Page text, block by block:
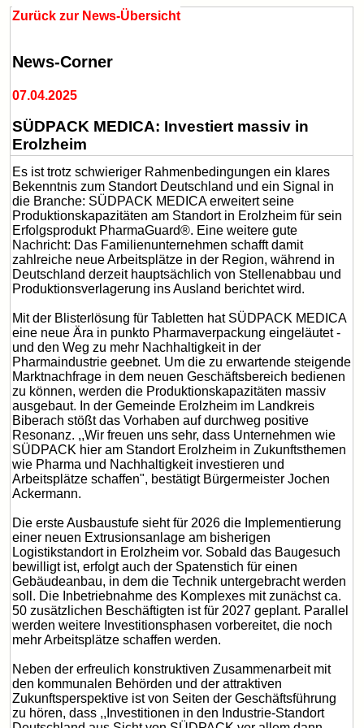
Zurück zur News-Übersicht
News-Corner
07.04.2025
SÜDPACK MEDICA: Investiert massiv in
Erolzheim
Es ist trotz schwieriger Rahmenbedingungen ein klares
Bekenntnis zum Standort Deutschland und ein Signal in
die Branche: SÜDPACK MEDICA erweitert seine
Produktionskapazitäten am Standort in Erolzheim für sein
Erfolgsprodukt PharmaGuard®. Eine weitere gute
Nachricht: Das Familienunternehmen schafft damit
zahlreiche neue Arbeitsplätze in der Region, während in
Deutschland derzeit hauptsächlich von Stellenabbau und
Produktionsverlagerung ins Ausland berichtet wird.
Mit der Blisterlösung für Tabletten hat SÜDPACK MEDICA
eine neue Ära in punkto Pharmaverpackung eingeläutet -
und den Weg zu mehr Nachhaltigkeit in der
Pharmaindustrie geebnet. Um die zu erwartende steigende
Marktnachfrage in dem neuen Geschäftsbereich bedienen
zu können, werden die Produktionskapazitäten massiv
ausgebaut. In der Gemeinde Erolzheim im Landkreis
Biberach stößt das Vorhaben auf durchweg positive
Resonanz. ,,Wir freuen uns sehr, dass Unternehmen wie
SÜDPACK hier am Standort Erolzheim in Zukunftsthemen
wie Pharma und Nachhaltigkeit investieren und
Arbeitsplätze schaffen", bestätigt Bürgermeister Jochen
Ackermann.
Die erste Ausbaustufe sieht für 2026 die Implementierung
einer neuen Extrusionsanlage am bisherigen
Logistikstandort in Erolzheim vor. Sobald das Baugesuch
bewilligt ist, erfolgt auch der Spatenstich für einen
Gebäudeanbau, in dem die Technik untergebracht werden
soll. Die Inbetriebnahme des Komplexes mit zunächst ca.
50 zusätzlichen Beschäftigten ist für 2027 geplant. Parallel
werden weitere Investitionsphasen vorbereitet, die noch
mehr Arbeitsplätze schaffen werden.
Neben der erfreulich konstruktiven Zusammenarbeit mit
den kommunalen Behörden und der attraktiven
Zukunftsperspektive ist von Seiten der Geschäftsführung
zu hören, dass ,,Investitionen in den Industrie-Standort